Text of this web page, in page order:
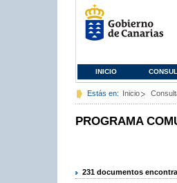
INICIO
Estás en: Inicio
PROGRAMA
231 documentos